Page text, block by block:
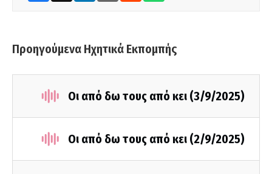
Προηγούμενα Ηχητικά Εκπομπής
Οι από δω τους από κει (3/9/2025)
Οι από δω τους από κει (2/9/2025)